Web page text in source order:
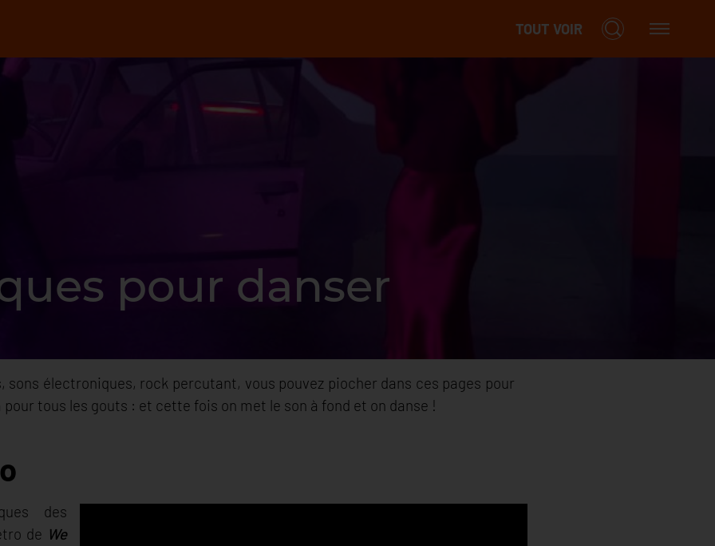
TOUT VOIR
pour danser
sons électroniques, rock percutant, vous pouvez piocher dans ces pages pour
tous les gouts : et cette fois on met le son à fond et on danse !
des
de We